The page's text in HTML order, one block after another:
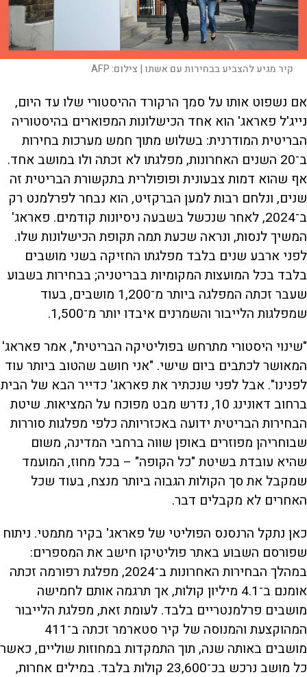
קיר מגיע להצביע בבחירות עם אשתו | צילום:AFP
אם נשפוט אותו על סמך הרקורד ההיסטורי שלו עד היום,
נייג'ל פאראג' הוא אחד הכישלונות המפוארים בהיסטוריה
הבריטית המודרנית: בשלוש מתוך חמש מערכות בחירות
ב־20 השנים האחרונות, מפלגתו לא זכתה ולו במושב אחד.
אף שהוא דמות צבעונית ופופולרית בתקשורת הבריטית זה
שנים, ונלחם רבות למען הברקזיט, הוא נבחר לפרלמנט רק
ב־2024, לאחר שנכשל בשבעה ניסיונות קודמים. פאראג'
המשיך לנסות, ונראה שכעת תמה תקופת הכישלונות שלו.
לפני ארבע שנים בלבד מפלגתו החזיקה בשני מושבים
בלבד בכל המועצות המקומיות בבריטניה; בבחירות בשבוע
שעבר זכתה המפלגה ביותר מ־1,200 מושבים, בעוד
שמפלגות הלייבור והשמרנים איבדו יותר מ־1,500.
"שינוי היסטורי מתרחש בפוליטיקה הבריטית", אמר פאראג'
המאושר לכתבים ביום שישי. "אני חושב שהטוב ביותר עוד
לפנינו". אבל לפני שנכתיר את פאראג' כדייר הבא של הבית
ברחוב דאונינג 10, נדרש מבט מפוכח על המציאות. שיטת
הבחירות הבריטית ידועה באכזריותה כלפי מפלגות סוררות
שבוחריהן מפוזרים באופן שווה ברחבי המדינה, משום
שהיא עובדת בשיטת "כל הקופה" – בכל מחוז, המועמד
שמקבל את סך הקולות הגבוה ביותר מנצח, בעוד שכל
האחרים לא מקבלים דבר.
כאן נתקל הרנסנס הפוליטי של פאראג' בקיר מתמטי. ניתוח
שפורסם השבוע באתר פוליטיקו חישב את המספרים:
במהלך הבחירות האחרונות ב־2024, מפלגת רפורמה זכתה
אומנם ב־4.1 מיליון קולות, אך תרגמה אותם לחמישה
מושבים פרלמנטריים בלבד. לעומת זאת, מפלגת הלייבור
המהוקצעת והמנוסה של קיר סטארמר זכתה ב־411
מושבים באותה שנה, תוך התמקדות במחוזות שוליים, כאשר
כל מושב נרכש בכ־23,600 קולות בלבד. במילים אחרות,